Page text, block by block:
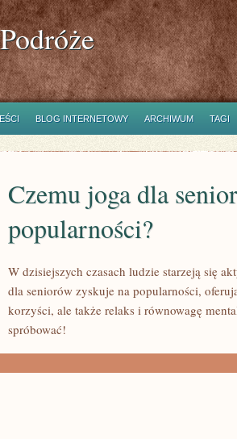
BLOG INTERNETOWY ARCHIWUM TAGI
Czemu joga dla
popularności?
W dzisiejszych czasach ludzie starzeją się
dla seniorów zyskuje na popularności,
korzyści, ale także relaks i równowagę
spróbować!